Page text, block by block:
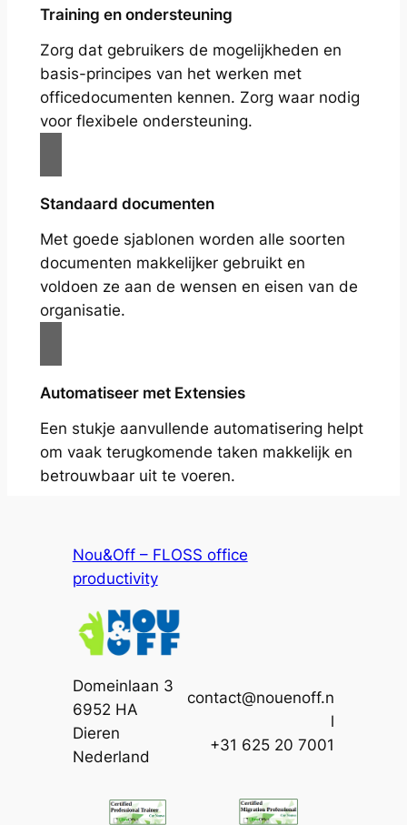
Training en ondersteuning
Zorg dat gebruikers de mogelijkheden en
basis-principes van het werken met
officedocumenten kennen. Zorg waar nodig
voor flexibele ondersteuning.
Standaard documenten
Met goede sjablonen worden alle soorten
documenten makkelijker gebruikt en
voldoen ze aan de wensen en eisen van de
organisatie.
Automatiseer met Extensies
Een stukje aanvullende automatisering helpt
om vaak terugkomende taken makkelijk en
betrouwbaar uit te voeren.
Nou&Off – FLOSS office
productivity
Domeinlaan 3
6952 HA
Dieren
Nederland
contact@nouenoff.n
l
+31 625 20 7001